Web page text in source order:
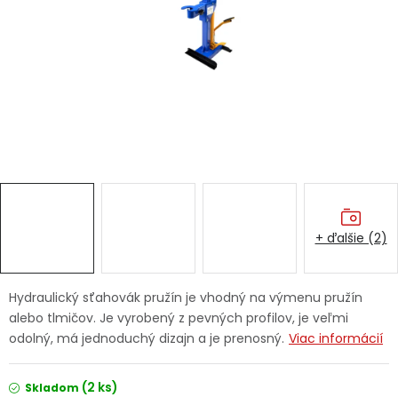
Ochranné pracovné pomôcky
Servis náradia Hodnotenie obchodu
Doprava a platba Váš zákaznícky účet
Kontakty
Hydraulický sťahovák pružín je vhodný na výmenu pružín
alebo tlmičov. Je vyrobený z pevných profilov, je veľmi
odolný, má jednoduchý dizajn a je prenosný. Viac informácií
Skladom (2 ks)
+ ďalšie (2)